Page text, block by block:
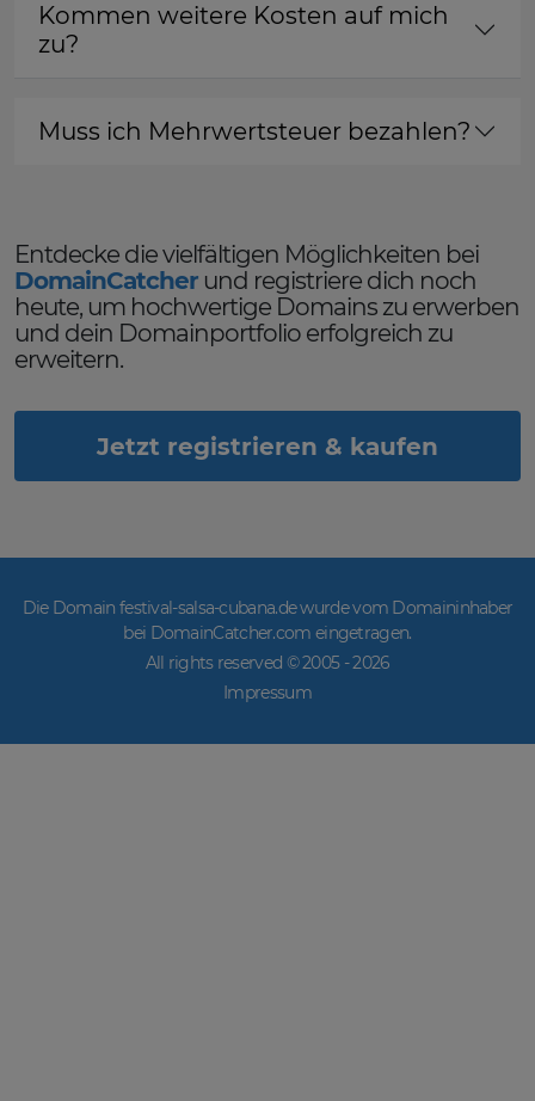
Kommen weitere Kosten auf mich
zu?
Muss ich Mehrwertsteuer bezahlen?
Entdecke die vielfältigen Möglichkeiten bei
DomainCatcher und registriere dich noch
heute, um hochwertige Domains zu erwerben
und dein Domainportfolio erfolgreich zu
erweitern.
Jetzt registrieren & kaufen
Die Domain festival-salsa-cubana.de wurde vom Domaininhaber
bei DomainCatcher.com eingetragen.
All rights reserved © 2005 -2026
Impressum